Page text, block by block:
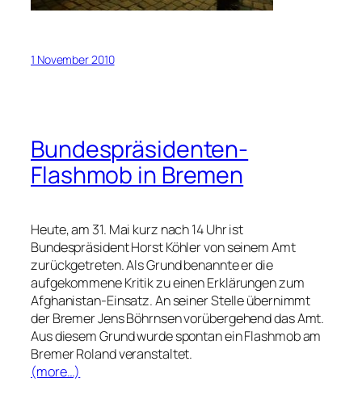
1 November 2010
Bundespräsidenten-
Flashmob in Bremen
Heute, am 31. Mai kurz nach 14 Uhr ist
Bundespräsident Horst Köhler von seinem Amt
zurückgetreten. Als Grund benannte er die
aufgekommene Kritik zu einen Erklärungen zum
Afghanistan-Einsatz. An seiner Stelle übernimmt
der Bremer Jens Böhrnsen vorübergehend das Amt.
Aus diesem Grund wurde spontan ein Flashmob am
Bremer Roland veranstaltet.
(more…)